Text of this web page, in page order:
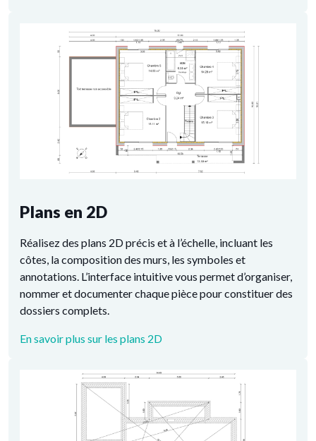
Plans en 2D
Réalisez des plans 2D précis et à l’échelle, incluant les
côtes, la composition des murs, les symboles et
annotations. L’interface intuitive vous permet d’organiser,
nommer et documenter chaque pièce pour constituer des
dossiers complets.
En savoir plus sur les plans 2D